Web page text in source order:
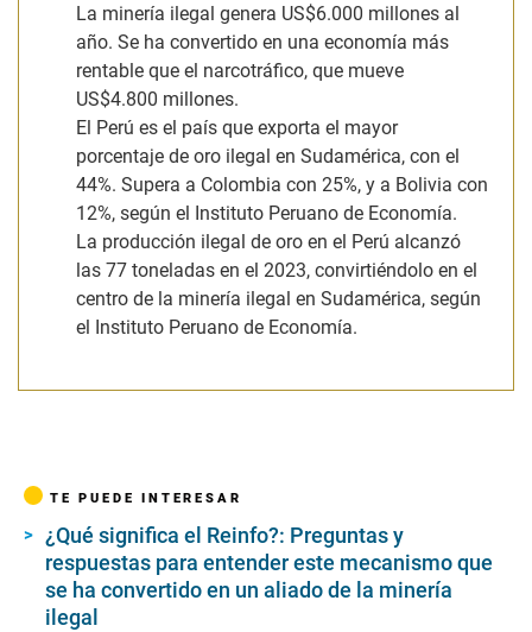
La minería ilegal genera US$6.000 millones al
año. Se ha convertido en una economía más
rentable que el narcotráfico, que mueve
US$4.800 millones.
El Perú es el país que exporta el mayor
porcentaje de oro ilegal en Sudamérica, con el
44%. Supera a Colombia con 25%, y a Bolivia con
12%, según el Instituto Peruano de Economía.
La producción ilegal de oro en el Perú alcanzó
las 77 toneladas en el 2023, convirtiéndolo en el
centro de la minería ilegal en Sudamérica, según
el Instituto Peruano de Economía.
TE PUEDE INTERESAR
¿Qué significa el Reinfo?: Preguntas y
respuestas para entender este mecanismo que
se ha convertido en un aliado de la minería
ilegal